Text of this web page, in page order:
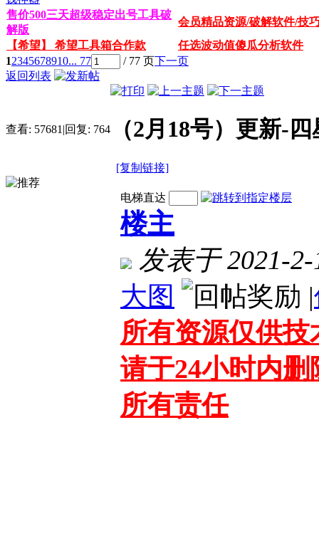
售价500三天超级稳定出号工具破
解版
会员精品资源/破解软件/技
【希望】 希望工具箱合作款
任选波动值傻瓜分析软件
12345678910... 77 / 77 页下一页
返回列表
查看: 57681 |回复: 764 （2月18号）更新-
[复制链接]
电梯直达
楼主
发表于 2021-
大图
|
所有资源仅供
请于24小时内
所有责任